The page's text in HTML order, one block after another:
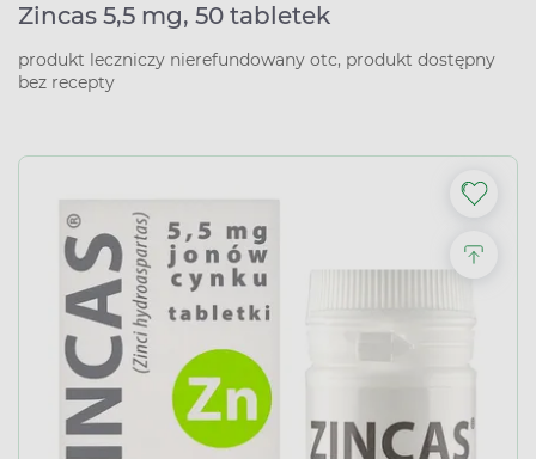
Zincas 5,5 mg, 50 tabletek
produkt leczniczy nierefundowany otc, produkt dostępny
bez recepty